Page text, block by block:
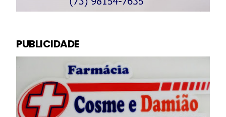
PUBLICIDADE